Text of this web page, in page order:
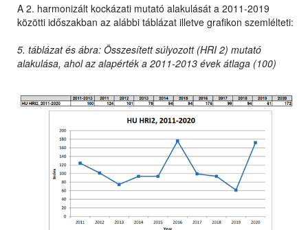
A 2. harmonizált kockázati mutató alakulását a 2011-2019
közötti időszakban az alábbi táblázat illetve grafikon szemlélteti:
5. táblázat és ábra: Összesített súlyozott (HRI 2) mutató
alakulása, ahol az alapérték a 2011-2013 évek átlaga (100)